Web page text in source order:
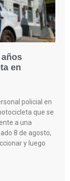
en
policial en
que se
a una
8 de agosto,
y luego